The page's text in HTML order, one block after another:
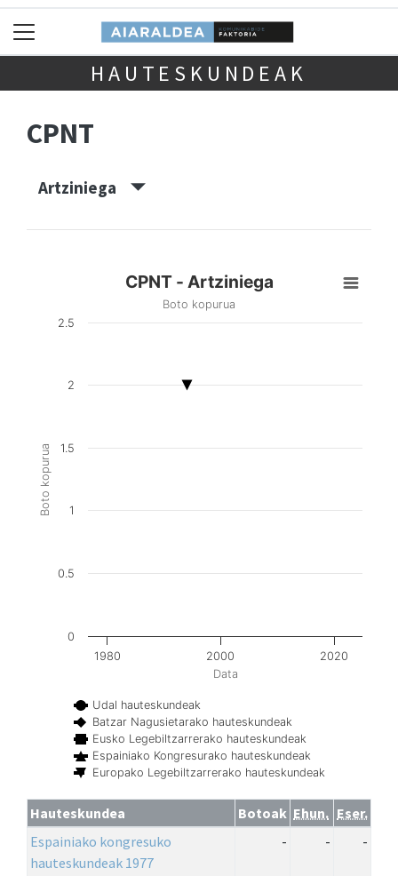
HAUTESKUNDEAK
CPNT
Artziniega
Data
Boto kopurua
CPNT - Artziniega
Boto kopurua
Udal hauteskundeak
Batzar Nagusietarako hauteskundeak
Eusko Legebiltzarrerako hauteskundeak
Espainiako Kongresurako hauteskundeak
Europako Legebiltzarrerako hauteskundeak
1980 2000 2020
0
0.5
1
1.5
2
2.5
Hauteskundea Botoak Ehun. Eser.
Espainiako kongresuko
hauteskundeak 1977
- - -